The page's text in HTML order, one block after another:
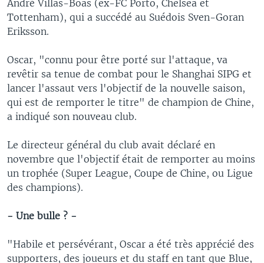
André Villas-Boas (ex-FC Porto, Chelsea et
Tottenham), qui a succédé au Suédois Sven-Goran
Eriksson.
Oscar, "connu pour être porté sur l'attaque, va
revêtir sa tenue de combat pour le Shanghai SIPG et
lancer l'assaut vers l'objectif de la nouvelle saison,
qui est de remporter le titre" de champion de Chine,
a indiqué son nouveau club.
Le directeur général du club avait déclaré en
novembre que l'objectif était de remporter au moins
un trophée (Super League, Coupe de Chine, ou Ligue
des champions).
- Une bulle ? -
"Habile et persévérant, Oscar a été très apprécié des
supporters, des joueurs et du staff en tant que Blue,